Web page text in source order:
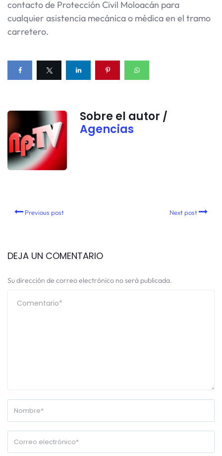
contacto de Protección Civil Moloacán para
cualquier asistencia mecánica o médica en el tramo
carretero.
Sobre el autor /
Agencias
Previous post Next post
DEJA UN COMENTARIO
Su dirección de correo electrónico no será publicada.